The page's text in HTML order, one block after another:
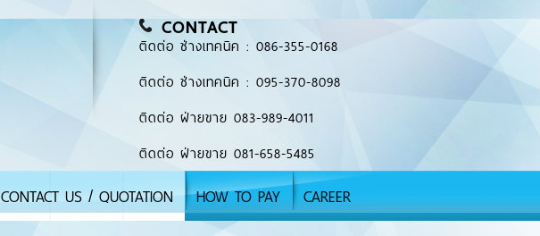
CONTACT
ติดต่อ ช่างเทคนิค : 086-355-0168
ติดต่อ ช่างเทคนิค : 095-370-8098
ติดต่อ ฝ่ายขาย 083-989-4011
ติดต่อ ฝ่ายขาย 081-658-5485
CONTACT US / QUOTATION HOW TO PAY CAREER